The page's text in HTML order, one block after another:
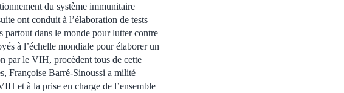
du système immunitaire
ont conduit à l’élaboration de tests
partout dans le monde pour lutter contre
à l’échelle mondiale pour élaborer un
par le VIH, procèdent tous de cette
Françoise Barré-Sinoussi a milité
et à la prise en charge de l’ensemble